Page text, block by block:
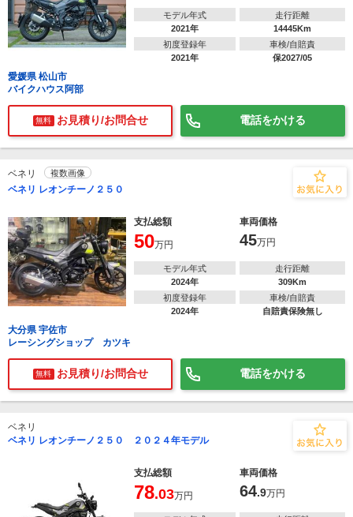
モデル年式
2021年
走行距離
14445Km
初度登録年
2021年
車検/自賠責
保2027/05
愛媛県 松山市
バイクハウス阿部
無料 お見積り/お問合せ 電話をかける
ベネリ 複数画像
ベネリ レオンチーノ２５０
支払総額 車両価格
50万円 45万円
モデル年式
2024年
走行距離
309Km
初度登録年
2024年
車検/自賠責
自賠責保険無し
大分県 宇佐市
レーシングショップ カツキ
無料 お見積り/お問合せ 電話をかける
ベネリ
ベネリ レオンチーノ２５０ ２０２４年モデル
支払総額 車両価格
78.03万円 64.9万円